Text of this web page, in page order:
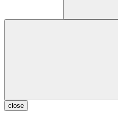
close